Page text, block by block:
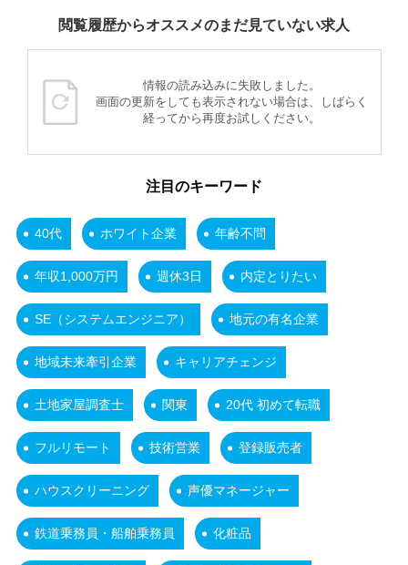
閲覧履歴からオススメのまだ見ていない求人
情報の読み込みに失敗しました。
画面の更新をしても表示されない場合は、しばらく
経ってから再度お試しください。
注目のキーワード
40代 ホワイト企業 年齢不問
年収1,000万円 週休3日 内定とりたい
SE（システムエンジニア） 地元の有名企業
地域未来牽引企業 キャリアチェンジ
土地家屋調査士 関東 20代 初めて転職
フルリモート 技術営業 登録販売者
ハウスクリーニング 声優マネージャー
鉄道乗務員・船舶乗務員 化粧品